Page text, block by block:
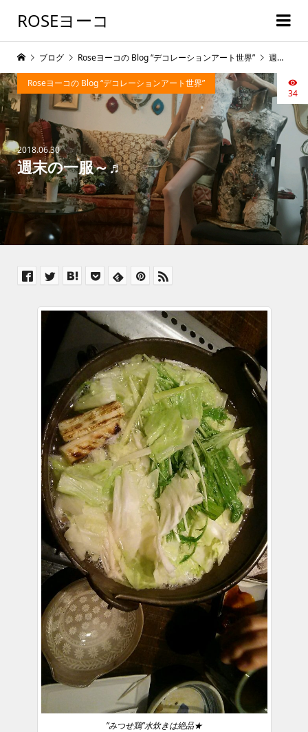
ROSEヨーコ
2018.06.30
週末の一服～♬
Roseヨーコの Blog “デコレーションアート世界”
34
ブログ Roseヨーコの Blog “デコレーションアート世界” 週末の一服～♬
”みつせ鶏”水炊きは絶品★